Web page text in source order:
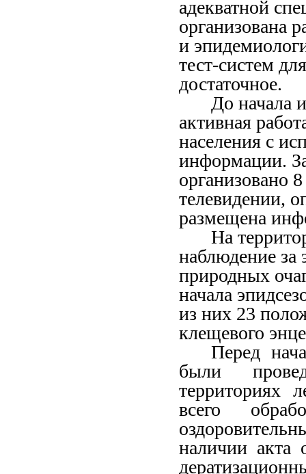
адекватной
организована
и
тест-систем
достаточное.
До начала
активная
населения с
информации.
организовано
телевидении,
размещена
На
наблюдение за
природных
начала
из них 23
клещевого
Перед
были
территориях
всего
наличии акта